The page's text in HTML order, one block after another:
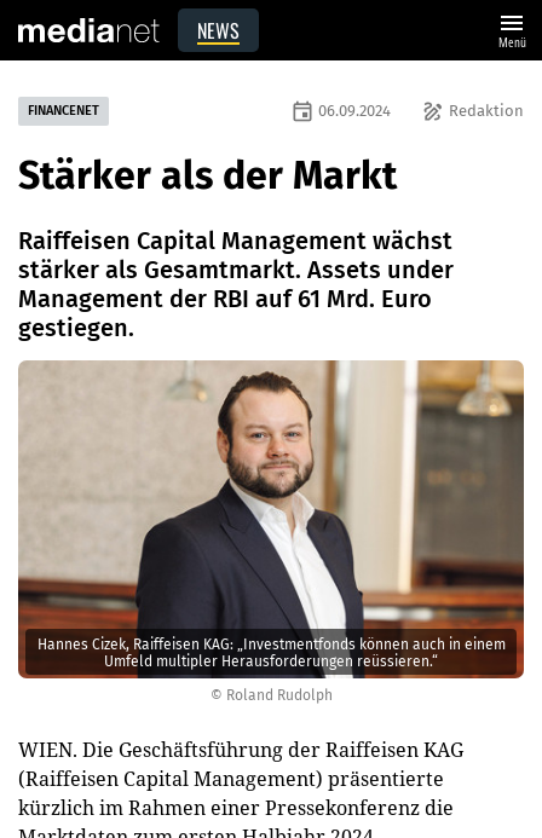
NEWS menu
Menü
© Roland Rudolph
Hannes Cizek, Raiffeisen KAG: „Investmentfonds können auch in einem
Umfeld multipler Herausforderungen reüssieren.“
FINANCENET draw Redaktion
event 06.09.2024
Stärker als der Markt
Raiffeisen Capital Management wächst
stärker als Gesamtmarkt. Assets under
Management der RBI auf 61 Mrd. Euro
gestiegen.
WIEN. Die Geschäftsführung der Raiffeisen KAG
(Raiffeisen Capital Management) präsentierte
kürzlich im Rahmen einer Pressekonferenz die